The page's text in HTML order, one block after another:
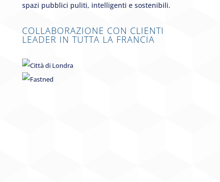
spazi pubblici puliti, intelligenti e sostenibili.
COLLABORAZIONE CON CLIENTI
LEADER IN TUTTA LA FRANCIA